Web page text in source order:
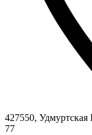
427550,
77